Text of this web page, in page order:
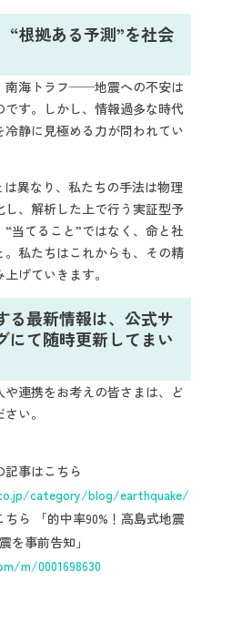
“根拠ある予測”を社会
南海トラフ──地震への不安は
す。しかし、情報過多な時代
冷静に見極める力が問われてい
異なり、私たちの手法は物理
、解析した上で行う実証型予
当てること”ではなく、命と社
私たちはこれからも、その精
げていきます。
る最新情報は、公式サ
にて随時更新してまい
連携をお考えの皆さまは、ど
い。
事はこちら
category/blog/earthquake/
ら 「的中率90%！高島式地震
を事前告知」
m/0001698630